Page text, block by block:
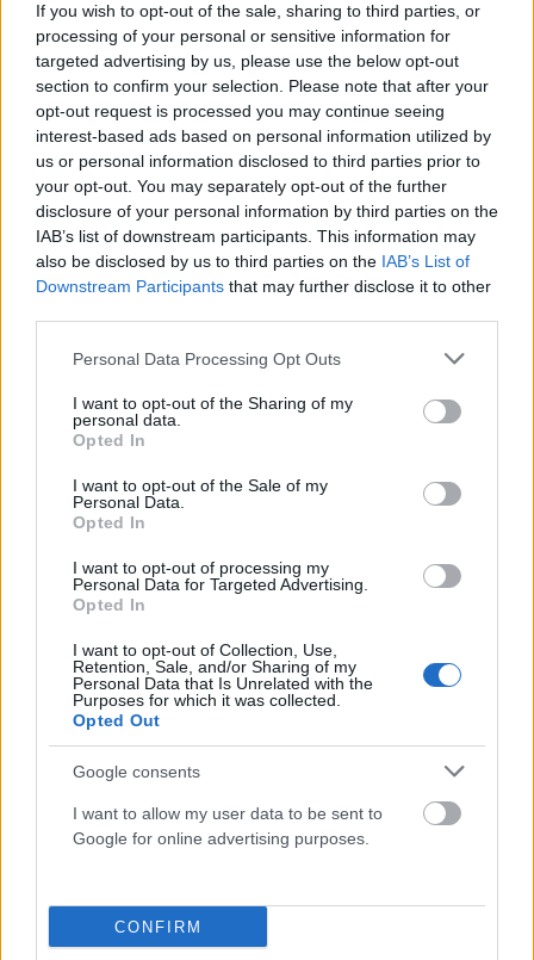
If you wish to opt-out of the sale, sharing to third parties, or
processing of your personal or sensitive information for
targeted advertising by us, please use the below opt-out
section to confirm your selection. Please note that after your
opt-out request is processed you may continue seeing
interest-based ads based on personal information utilized by
us or personal information disclosed to third parties prior to
your opt-out. You may separately opt-out of the further
disclosure of your personal information by third parties on the
IAB’s list of downstream participants. This information may
also be disclosed by us to third parties on the IAB’s List of
Downstream Participants that may further disclose it to other
Please note that this website/app uses one or more Google
not limited to your visit or usage behaviour. You may click to
grant or deny consent to Google and its third-party tags to
use your data for below specified purposes in below Google
consent section.
Personal Data Processing Opt Outs
I want to opt-out of the Sharing of my
personal data.
Opted In
I want to opt-out of the Sale of my
Personal Data.
Opted In
I want to opt-out of processing my
Personal Data for Targeted Advertising.
Opted In
I want to opt-out of Collection, Use,
Retention, Sale, and/or Sharing of my
Personal Data that Is Unrelated with the
Purposes for which it was collected.
Opted Out
Google consents
I want to allow my user data to be sent to
Google for online advertising purposes.
CONFIRM
Κλείνοντας, ο Έλληνας υπουργός υπογράμμισε ότι οι σχέσεις
Αθήνας–Ουάσινγκτον βρίσκονται στο υψηλότερο επίπεδο
των τελευταίων δεκαετιών.
«Η ενέργεια, μαζί με την αμυντική συνεργασία, είναι πλέον οι
δύο βασικοί πυλώνες των σχέσεων Ελλάδας και ΗΠΑ»,
δήλωσε, προσθέτοντας ότι η αμερικανική κυβέρνηση βλέπει
την Ελλάδα ως στρατηγικό εταίρο με αυξανόμενο
Σταύρος Παπασταύρου
FacebookTwitter
ΠΡΟΗΓΟΎΜΕΝΟ ΆΡΘΡΟ
ΑΣΠΙΔΑ: Το ελληνικό political
thriller των ’60s που άνοιξε
τον δρόμο για τη Χούντα
Κοινωνικός Τουρισμός 2026-
2027: Λήγει σήμερα η
προθεσμία για ενστάσεις –
dkatsamadou